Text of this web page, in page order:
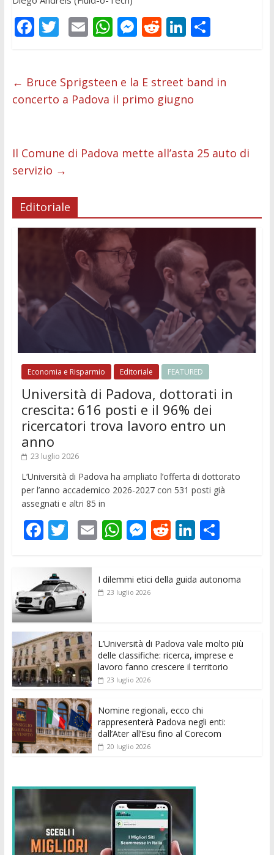
F
b
o
k
T
er
E
l
W
s
A
p
M
e
n
er
R
di
t
Li
e
dI
C
di
← Bruce Sprigsteen e la E street band in
concerto a Padova il primo giugno
Il Comune di Padova mette all’asta 25 auto di
servizio →
Editoriale
Economia e Risparmio Editoriale FEATURED
Università di Padova, dottorati in
crescita: 616 posti e il 96% dei
ricercatori trova lavoro entro un
anno
23 luglio 2026
L’Università di Padova ha ampliato l’offerta di dottorato
per l’anno accademico 2026-2027 con 531 posti già
assegnati e altri 85 in
F
e
b
o
o
k
T
itt
er
E
ai
l
W
s
p
M
ss
e
er
R
di
Li
e
C
di
I dilemmi etici della guida autonoma
23 luglio 2026
L’Università di Padova vale molto più
delle classifiche: ricerca, imprese e
lavoro fanno crescere il territorio
23 luglio 2026
Nomine regionali, ecco chi
rappresenterà Padova negli enti:
dall’Ater all’Esu fino al Corecom
20 luglio 2026